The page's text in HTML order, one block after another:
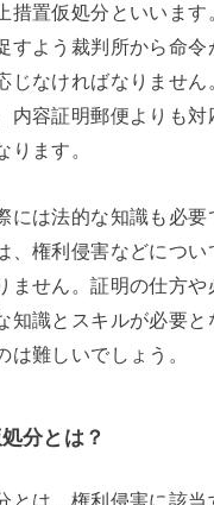
措置仮処分といいます
すよう裁判所から命令
じなければなりません
内容証明郵便よりも対
ります。
には法的な知識も必要
、権利侵害などについ
ません。証明の仕方や
知識とスキルが必要と
難しいでしょう。
分とは？
とは、権利侵害に該当